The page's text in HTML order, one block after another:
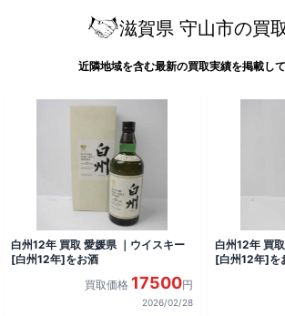
滋賀県 守山市の買
近隣地域を含む最新の買取実績を掲載して
白州12年 買取 愛媛県 ｜ウイスキー
[白州12年]をお酒
買取価格 17500円
2026/02/28
白州12年 買
[白州12年]を